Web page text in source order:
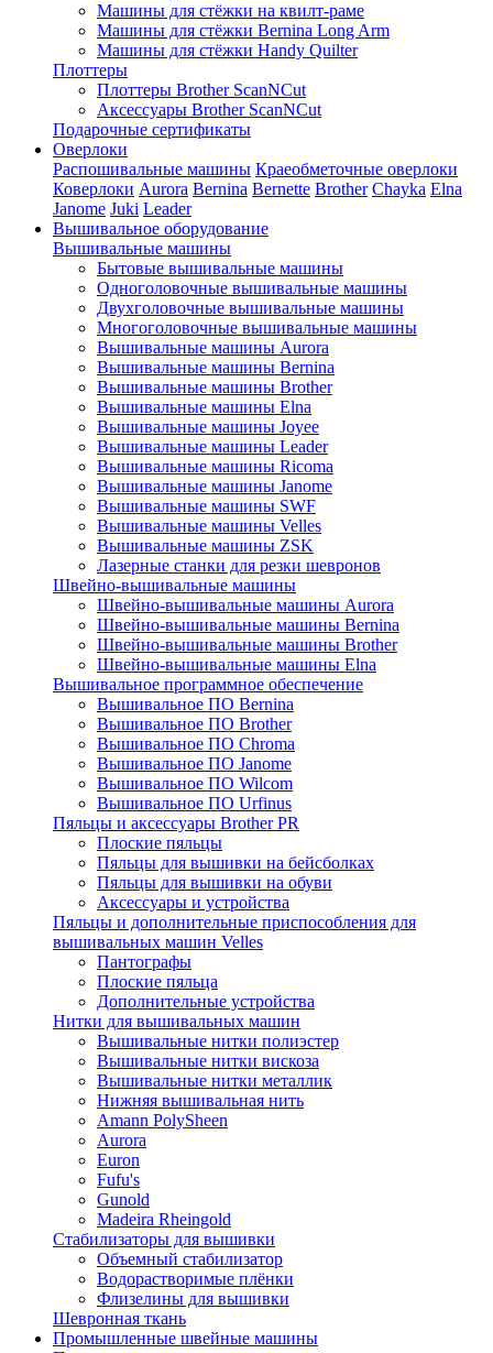
Машины для стёжки на квилт-раме
Машины для стёжки Bernina Long Arm
Машины для стёжки Handy Quilter
Плоттеры
Плоттеры Brother ScanNCut
Аксессуары Brother ScanNCut
Подарочные сертификаты
Оверлоки
Распошивальные машины Краеобметочные оверлоки
Коверлоки Aurora Bernina Bernette Brother Chayka Elna
Janome Juki Leader
Вышивальное оборудование
Вышивальные машины
Бытовые вышивальные машины
Одноголовочные вышивальные машины
Двухголовочные вышивальные машины
Многоголовочные вышивальные машины
Вышивальные машины Aurora
Вышивальные машины Bernina
Вышивальные машины Brother
Вышивальные машины Elna
Вышивальные машины Joyee
Вышивальные машины Leader
Вышивальные машины Ricoma
Вышивальные машины Janome
Вышивальные машины SWF
Вышивальные машины Velles
Вышивальные машины ZSK
Лазерные станки для резки шевронов
Швейно-вышивальные машины
Швейно-вышивальные машины Aurora
Швейно-вышивальные машины Bernina
Швейно-вышивальные машины Brother
Швейно-вышивальные машины Elna
Вышивальное программное обеспечение
Вышивальное ПО Bernina
Вышивальное ПО Brother
Вышивальное ПО Chroma
Вышивальное ПО Janome
Вышивальное ПО Wilcom
Вышивальное ПО Urfinus
Пяльцы и аксессуары Brother PR
Плоские пяльцы
Пяльцы для вышивки на бейсболках
Пяльцы для вышивки на обуви
Аксессуары и устройства
Пяльцы и дополнительные приспособления для
вышивальных машин Velles
Пантографы
Плоские пяльца
Дополнительные устройства
Нитки для вышивальных машин
Вышивальные нитки полиэстер
Вышивальные нитки вискоза
Вышивальные нитки металлик
Нижняя вышивальная нить
Amann PolySheen
Aurora
Euron
Fufu's
Gunold
Madeira Rheingold
Стабилизаторы для вышивки
Объемный стабилизатор
Водорастворимые плёнки
Флизелины для вышивки
Шевронная ткань
Промышленные швейные машины